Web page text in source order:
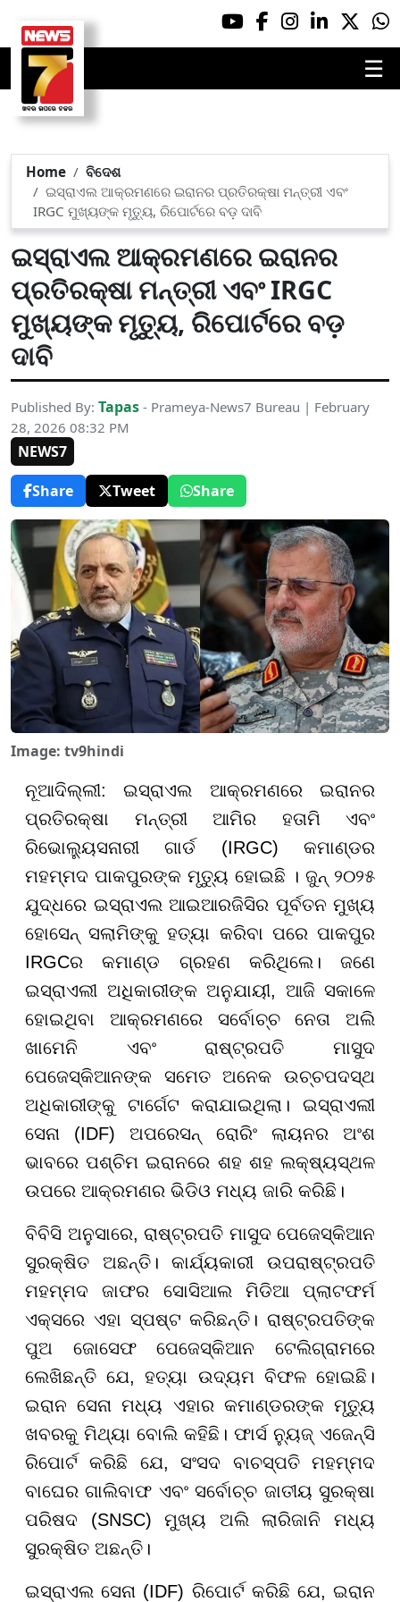
☰
Home
ବିଦେଶ
ଇସ୍ରାଏଲ ଆକ୍ରମଣରେ ଇରାନର ପ୍ରତିରକ୍ଷା ମନ୍ତ୍ରୀ ଏବଂ
IRGC ମୁଖ୍ୟଙ୍କ ମୃତ୍ୟୁ, ରିପୋର୍ଟରେ ବଡ଼ ଦାବି
ଇସ୍ରାଏଲ ଆକ୍ରମଣରେ ଇରାନର
ପ୍ରତିରକ୍ଷା ମନ୍ତ୍ରୀ ଏବଂ IRGC
ମୁଖ୍ୟଙ୍କ ମୃତ୍ୟୁ, ରିପୋର୍ଟରେ ବଡ଼
ଦାବି
Published By: Tapas - Prameya-News7 Bureau | February
28, 2026 08:32 PM
NEWS7
Share
Tweet Share
Image: tv9hindi
ନୂଆଦିଲ୍ଲୀ: ଇସ୍ରାଏଲ ଆକ୍ରମଣରେ ଇରାନର
ପ୍ରତିରକ୍ଷା ମନ୍ତ୍ରୀ ଆମିର ହତାମି ଏବଂ
ରିଭୋଲ୍ୟୁସନାରୀ ଗାର୍ଡ (IRGC) କମାଣ୍ଡର
ମହମ୍ମଦ ପାକପୁରଙ୍କ ମୃତ୍ୟୁ ହୋଇଛି । ଜୁନ୍ ୨୦୨୫
ଯୁଦ୍ଧରେ ଇସ୍ରାଏଲ ଆଇଆରଜିସିର ପୂର୍ବତନ ମୁଖ୍ୟ
ହୋସେନ୍ ସଲାମିଙ୍କୁ ହତ୍ୟା କରିବା ପରେ ପାକପୁର
IRGCର କମାଣ୍ଡ ଗ୍ରହଣ କରିଥିଲେ। ଜଣେ
ଇସ୍ରାଏଲୀ ଅଧିକାରୀଙ୍କ ଅନୁଯାୟୀ, ଆଜି ସକାଳେ
ହୋଇଥିବା ଆକ୍ରମଣରେ ସର୍ବୋଚ୍ଚ ନେତା ଅଲି
ଖାମେନି ଏବଂ ରାଷ୍ଟ୍ରପତି ମାସୁଦ
ପେଜେସ୍କିଆନଙ୍କ ସମେତ ଅନେକ ଉଚ୍ଚପଦସ୍ଥ
ଅଧିକାରୀଙ୍କୁ ଟାର୍ଗେଟ କରାଯାଇଥିଲା। ଇସ୍ରାଏଲୀ
ସେନା (IDF) ଅପରେସନ୍ ରୋରିଂ ଲାୟନର ଅଂଶ
ଭାବରେ ପଶ୍ଚିମ ଇରାନରେ ଶହ ଶହ ଲକ୍ଷ୍ୟସ୍ଥଳ
ଉପରେ ଆକ୍ରମଣର ଭିଡିଓ ମଧ୍ୟ ଜାରି କରିଛି।
ବିବିସି ଅନୁସାରେ, ରାଷ୍ଟ୍ରପତି ମାସୁଦ ପେଜେସ୍କିଆନ
ସୁରକ୍ଷିତ ଅଛନ୍ତି। କାର୍ଯ୍ୟକାରୀ ଉପରାଷ୍ଟ୍ରପତି
ମହମ୍ମଦ ଜାଫର ସୋସିଆଲ ମିଡିଆ ପ୍ଲାଟଫର୍ମ
ଏକ୍ସରେ ଏହା ସ୍ପଷ୍ଟ କରିଛନ୍ତି। ରାଷ୍ଟ୍ରପତିଙ୍କ
ପୁଅ ଜୋସେଫ ପେଜେସ୍କିଆନ ଟେଲିଗ୍ରାମରେ
ଲେଖିଛନ୍ତି ଯେ, ହତ୍ୟା ଉଦ୍ୟମ ବିଫଳ ହୋଇଛି।
ଇରାନ ସେନା ମଧ୍ୟ ଏହାର କମାଣ୍ଡରଙ୍କ ମୃତ୍ୟୁ
ଖବରକୁ ମିଥ୍ୟା ବୋଲି କହିଛି। ଫାର୍ସ ନ୍ୟୁଜ୍ ଏଜେନ୍ସି
ରିପୋର୍ଟ କରିଛି ଯେ, ସଂସଦ ବାଚସ୍ପତି ମହମ୍ମଦ
ବାଘେର ଗାଲିବାଫ ଏବଂ ସର୍ବୋଚ୍ଚ ଜାତୀୟ ସୁରକ୍ଷା
ପରିଷଦ (SNSC) ମୁଖ୍ୟ ଅଲି ଲାରିଜାନି ମଧ୍ୟ
ସୁରକ୍ଷିତ ଅଛନ୍ତି।
ଇସ୍ରାଏଲ ସେନା (IDF) ରିପୋର୍ଟ କରିଛି ଯେ, ଇରାନ